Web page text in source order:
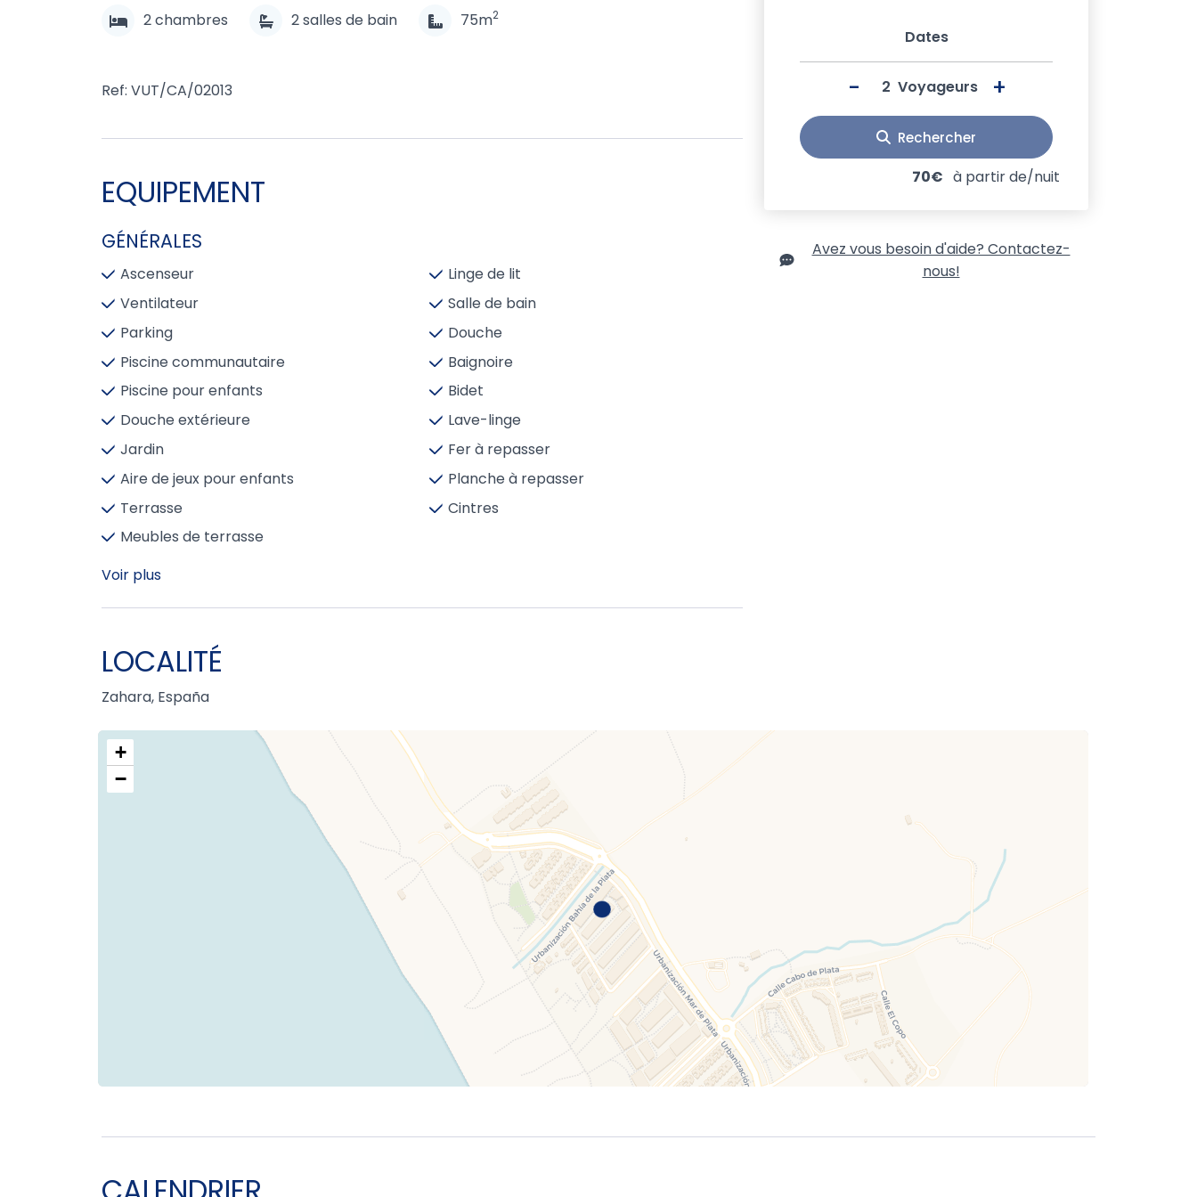
2chambres 2salles de bain 75m2
Ref: VUT/CA/02013
EQUIPEMENT
GÉNÉRALES
Ascenseur
Ventilateur
Parking
Piscine communautaire
Piscine pour enfants
Douche extérieure
Jardin
Aire de jeux pour enfants
Terrasse
Meubles de terrasse
Linge de lit
Salle de bain
Douche
Baignoire
Bidet
Lave-linge
Fer à repasser
Planche à repasser
Cintres
Voir plus
Dates
- Voyageurs +
Rechercher
70€ à partir de/nuit
Avez vous besoin d'aide? Contactez-
nous!
LOCALITÉ
Zahara, España
+
−